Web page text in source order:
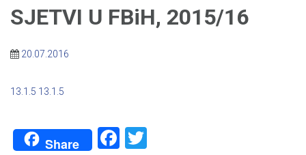
SJETVI U FBiH, 2015/16
20.07.2016
13.1.5 13.1.5
Share Facebook